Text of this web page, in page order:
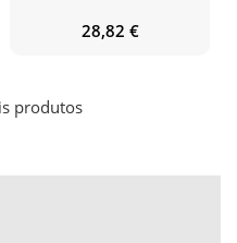
28,82 €
produtos